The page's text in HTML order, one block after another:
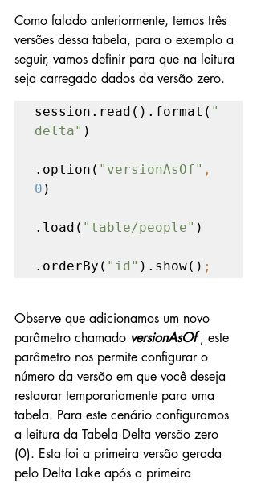
Como falado anteriormente, temos três
versões dessa tabela, para o exemplo a
seguir, vamos definir para que na leitura
seja carregado dados da versão zero.
session.read().format( "
delta" )
.option( "versionAsOf"
0 )
.load( "table/people" )
.orderBy( "id" ).show() ;
Observe que adicionamos um novo
parâmetro chamado versionAsOf , este
parâmetro nos permite configurar o
número da versão em que você deseja
restaurar temporariamente para uma
tabela. Para este cenário configuramos
a leitura da Tabela Delta versão zero
(0). Esta foi a primeira versão gerada
pelo Delta Lake após a primeira